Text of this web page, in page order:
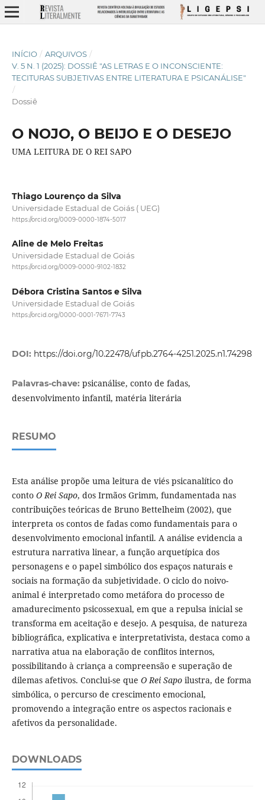
INÍCIO / ARQUIVOS /
V. 5 N. 1 (2025): DOSSIÊ "AS LETRAS E O INCONSCIENTE:
TECITURAS SUBJETIVAS ENTRE LITERATURA E PSICANÁLISE"
/
Dossiê
O NOJO, O BEIJO E O DESEJO
UMA LEITURA DE O REI SAPO
Thiago Lourenço da Silva
Universidade Estadual de Goiás ( UEG)
https://orcid.org/0009-0000-1874-5017
Aline de Melo Freitas
Universidade Estadual de Goiás
https://orcid.org/0009-0000-9102-1832
Débora Cristina Santos e Silva
Universidade Estadual de Goiás
https://orcid.org/0000-0001-7671-7743
DOI: https://doi.org/10.22478/ufpb.2764-4251.2025.n1.74298
Palavras-chave: psicanálise, conto de fadas,
desenvolvimento infantil, matéria literária
RESUMO
Esta análise propõe uma leitura de viés psicanalítico do
conto O Rei Sapo, dos Irmãos Grimm, fundamentada nas
contribuições teóricas de Bruno Bettelheim (2002), que
interpreta os contos de fadas como fundamentais para o
desenvolvimento emocional infantil. A análise evidencia a
estrutura narrativa linear, a função arquetípica dos
personagens e o papel simbólico dos espaços naturais e
sociais na formação da subjetividade. O ciclo do noivo-
animal é interpretado como metáfora do processo de
amadurecimento psicossexual, em que a repulsa inicial se
transforma em aceitação e desejo. A pesquisa, de natureza
bibliográfica, explicativa e interpretativista, destaca como a
narrativa atua na elaboração de conflitos internos,
possibilitando à criança a compreensão e superação de
dilemas afetivos. Conclui-se que O Rei Sapoilustra, de forma
simbólica, o percurso de crescimento emocional,
promovendo a integração entre os aspectos racionais e
afetivos da personalidade.
DOWNLOADS